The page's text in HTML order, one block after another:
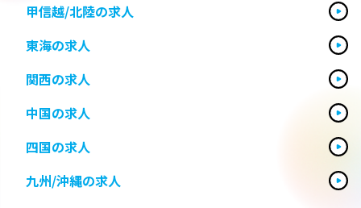
甲信越/北陸の求人
東海の求人
関西の求人
中国の求人
四国の求人
九州/沖縄の求人